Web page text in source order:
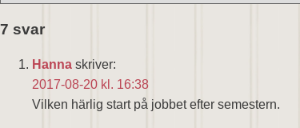
7 svar
Hanna skriver:
2017-08-20 kl. 16:38
Vilken härlig start på jobbet efter semestern.